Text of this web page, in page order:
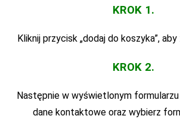
KROK 1.
Kliknij przycisk „dodaj do koszyka”,
KROK 2.
Następnie w wyświetlonym
dane kontaktowe oraz wybierz